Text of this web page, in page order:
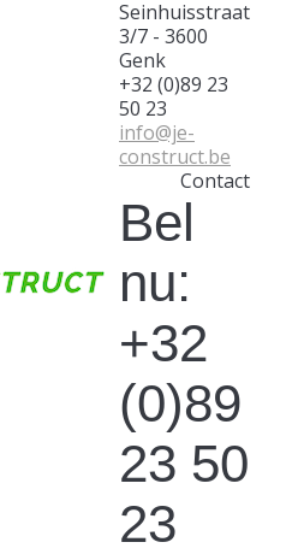
Seinhuisstraat
3/7 - 3600
Genk
+32 (0)89 23
50 23
info@je-
construct.be
Contact
Bel
nu:
+32
(0)89
23 50
23